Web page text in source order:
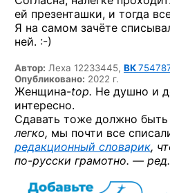
ей презенташки, и тогда
Я на самом зачёте
ней. :-)
Автор: Леха 12233445, ВК
Опубликовано: 2022 г.
Женщина-top. Не душно и
интересно.
Сдавать тоже должно быть
легко, мы почти все
редакционный словарик,
по-русски грамотно. — ред.